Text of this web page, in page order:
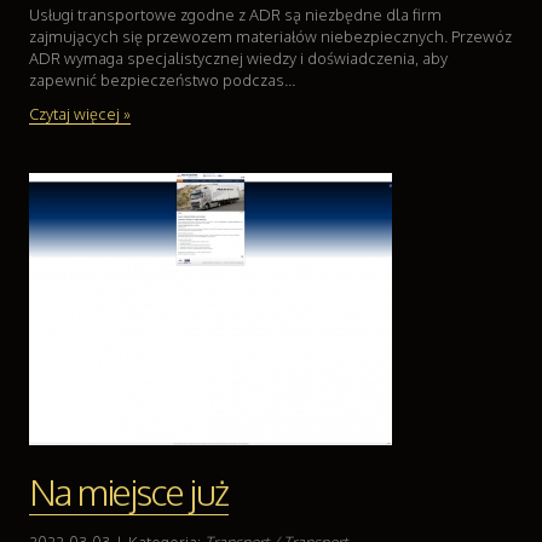
Odzież
Sport
Elektronika, RTV, AGD
Chemia
Art. Spożywcze
Materiały Eksploatacyjne
Inne Sklepy
Części Samochodowe
Usługi transportowe zgodne z ADR są niezbędne dla firm
zajmujących się przewozem materiałów niebezpiecznych. Przewóz
ADR wymaga specjalistycznej wiedzy i doświadczenia, aby
zapewnić bezpieczeństwo podczas...
Czytaj więcej »
Na miejsce już